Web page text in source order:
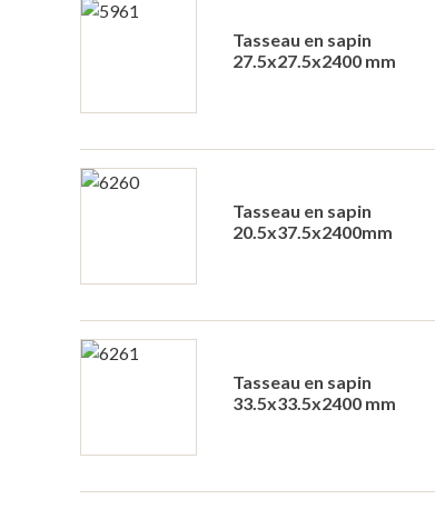
Tasseau en sapin
27.5x27.5x2400 mm
Tasseau en sapin
20.5x37.5x2400mm
Tasseau en sapin
33.5x33.5x2400 mm